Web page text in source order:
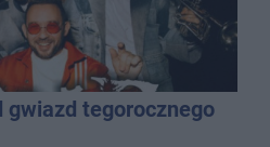
gwiazd tegorocznego